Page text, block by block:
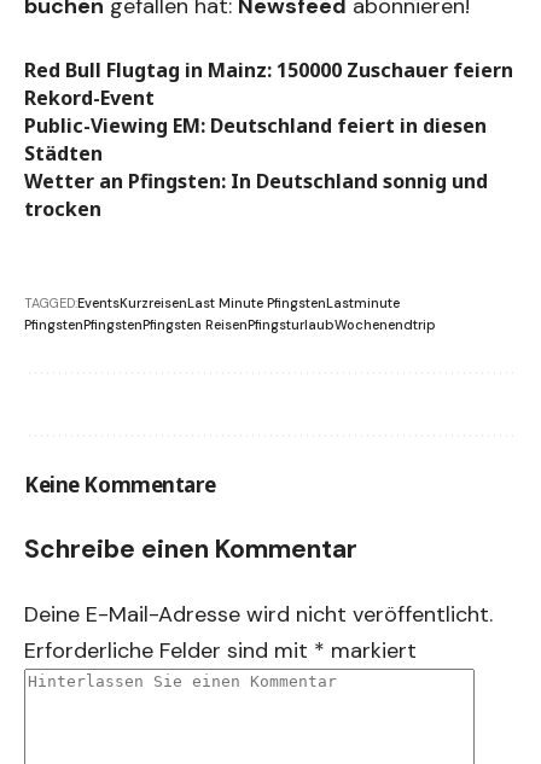
buchen gefallen hat: Newsfeed abonnieren!
Red Bull Flugtag in Mainz: 150000 Zuschauer feiern
Rekord-Event
Public-Viewing EM: Deutschland feiert in diesen
Städten
Wetter an Pfingsten: In Deutschland sonnig und
trocken
TAGGED:EventsKurzreisenLast Minute PfingstenLastminute
PfingstenPfingstenPfingsten ReisenPfingsturlaubWochenendtrip
Keine Kommentare
Schreibe einen Kommentar
Deine E-Mail-Adresse wird nicht veröffentlicht.
Erforderliche Felder sind mit * markiert